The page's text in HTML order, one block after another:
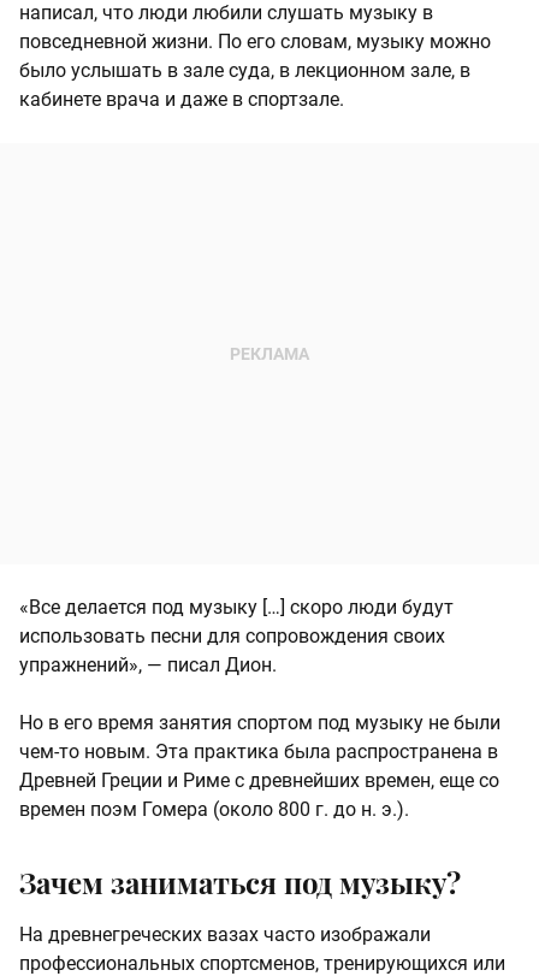
написал, что люди любили слушать музыку в
повседневной жизни. По его словам, музыку можно
было услышать в зале суда, в лекционном зале, в
кабинете врача и даже в спортзале.
«Все делается под музыку […] скоро люди будут
использовать песни для сопровождения своих
упражнений», — писал Дион.
Но в его время занятия спортом под музыку не были
чем-то новым. Эта практика была распространена в
Древней Греции и Риме с древнейших времен, еще со
времен поэм Гомера (около 800 г. до н. э.).
Зачем заниматься под музыку?
На древнегреческих вазах часто изображали
профессиональных спортсменов, тренирующихся или